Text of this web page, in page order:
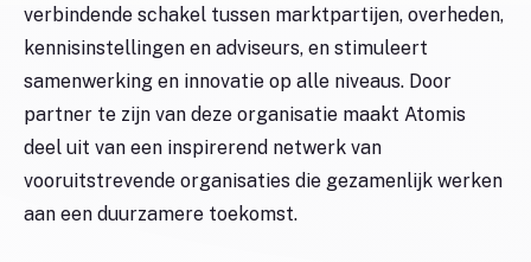
verbindende schakel tussen marktpartijen, overheden,
kennisinstellingen en adviseurs, en stimuleert
samenwerking en innovatie op alle niveaus. Door
partner te zijn van deze organisatie maakt Atomis
deel uit van een inspirerend netwerk van
vooruitstrevende organisaties die gezamenlijk werken
aan een duurzamere toekomst.